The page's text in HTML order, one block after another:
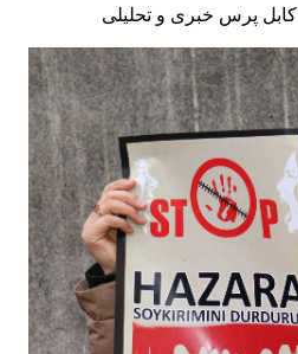
کابل پرس خبری و تحلیلی